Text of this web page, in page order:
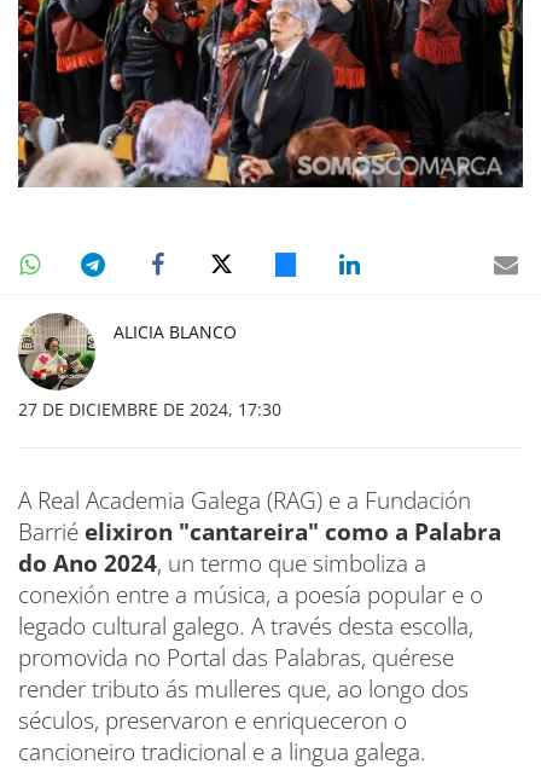
ALICIA BLANCO
27 DE DICIEMBRE DE 2024, 17:30
A Real Academia Galega (RAG) e a Fundación
Barrié elixiron "cantareira" como a Palabra
do Ano 2024, un termo que simboliza a
conexión entre a música, a poesía popular e o
legado cultural galego. A través desta escolla,
promovida no Portal das Palabras, quérese
render tributo ás mulleres que, ao longo dos
séculos, preservaron e enriqueceron o
cancioneiro tradicional e a lingua galega.